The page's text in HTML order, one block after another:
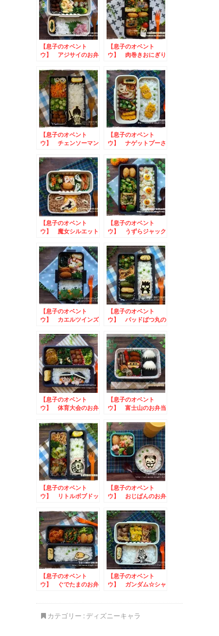
【息子のオベント
ウ】 アジサイのお弁
【息子のオベント
ウ】 肉巻きおにぎり
弁当toハロウィンス
イーツ
【息子のオベント
ウ】 チェンソーマン
【息子のオベント
ウ】 ナゲットプーさ
【息子のオベント
ウ】 魔女シルエット
きそばフォトコンテス
ト
【息子のオベント
ウ】 うずらジャック
【息子のオベント
ウ】 カエルツインズ
【息子のオベント
ウ】 バッドばつ丸の
【息子のオベント
ウ】 体育大会のお弁
【息子のオベント
ウ】 富士山のお弁当
【息子のオベント
ウ】 リトルボブドッ
【息子のオベント
ウ】 おじぱんのお弁
【息子のオベント
ウ】 ぐでたまのお弁
【息子のオベント
ウ】 ガンダム☆シャ
カテゴリー : ディズニーキャラ